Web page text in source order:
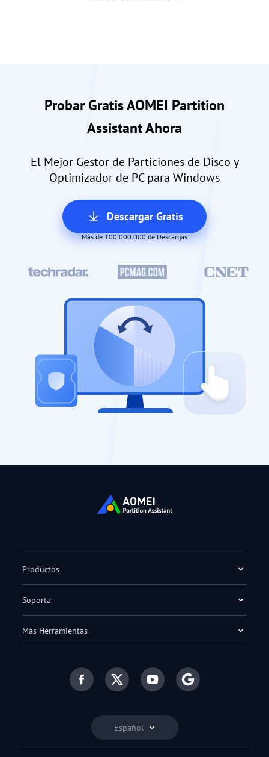
Probar Gratis AOMEI Partition
Assistant Ahora
El Mejor Gestor de Particiones de Disco y
Optimizador de PC para Windows
Descargar Gratis
Más de 100.000.000 de Descargas
Español
Productos
Soporta
Más Herramientas